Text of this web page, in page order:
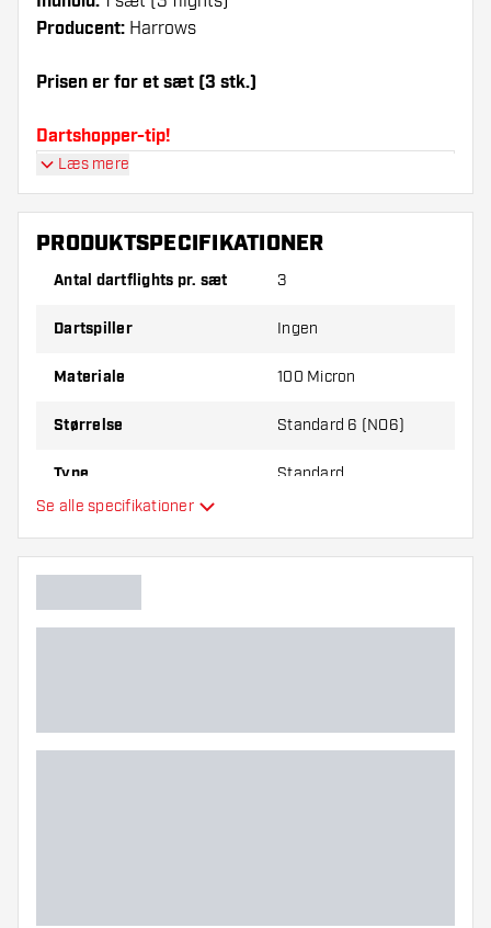
Producent: Harrows
Prisen er for et sæt (3 stk.)
Dartshopper-tip!
på lager. Disse kan blive beskadiget eller
knækket ved brug.
anden tykkelse på flights for at finde ud af,
Læs mere
PRODUKTSPECIFIKATIONER
Antal dartflights pr. sæt 3
Dartspiller Ingen
Materiale 100 Micron
Størrelse Standard 6 (NO6)
Type Standard
Hovedfarve
Se alle specifikationer